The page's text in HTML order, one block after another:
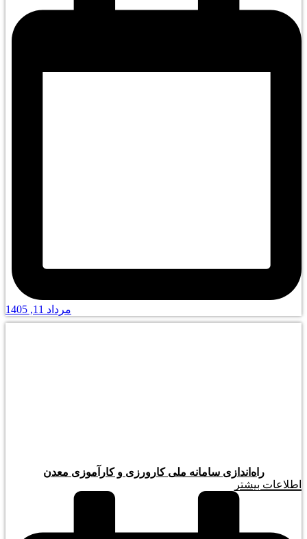
مرداد 11, 1405
راه‌اندازی سامانه ملی کارورزی و کارآموزی معدن
اطلاعات بیشتر